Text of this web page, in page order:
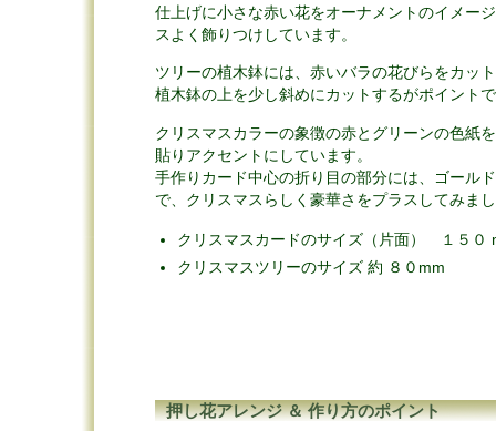
仕上げに小さな赤い花をオーナメントのイメー
スよく飾りつけしています。
ツリーの植木鉢には、赤いバラの花びらをカッ
植木鉢の上を少し斜めにカットするがポイント
クリスマスカラーの象徴の赤とグリーンの色紙
貼りアクセントにしています。
手作りカード中心の折り目の部分には、ゴール
で、クリスマスらしく豪華さをプラスしてみま
クリスマスカードのサイズ（片面） １５０
クリスマスツリーのサイズ 約 ８０mm
押し花アレンジ ＆ 作り方のポイント